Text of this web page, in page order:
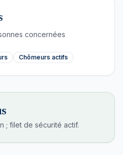
concernées
Chômeurs actifs
; filet de sécurité actif.